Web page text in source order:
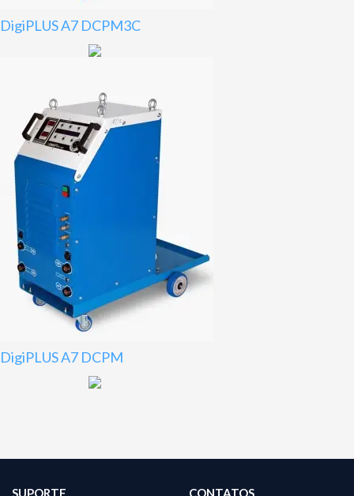
DigiPLUS A7 DCPM3C
DigiPLUS A7 DCPM
SUPORTE CONTATOS